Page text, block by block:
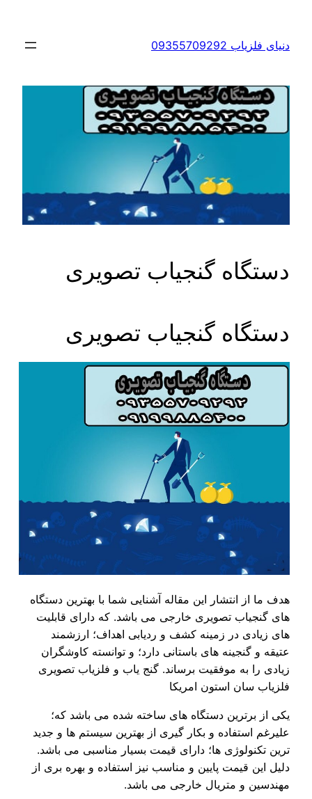
محتوادنیای فلزیاب 09355709292
دستگاه گنجیاب تصویری
دستگاه گنجیاب تصویری
هدف ما از انتشار این مقاله آشنایی شما با بهترین دستگاه
های گنجیاب تصویری خارجی می باشد. که دارای قابلیت
های زیادی در زمینه کشف و ردیابی اهداف؛ ارزشمند
عتیقه و گنجینه های باستانی دارد؛ و توانسته کاوشگران
زیادی را به موفقیت برساند. گنج یاب و فلزیاب تصویری
فلزیاب سان استون امریکا
یکی از برترین دستگاه های ساخته شده می باشد که؛
علیرغم استفاده و بکار گیری از بهترین سیستم ها و جدید
ترین تکنولوژی ها؛ دارای قیمت بسیار مناسبی می باشد.
دلیل این قیمت پایین و مناسب نیز استفاده و بهره بری از
مهندسین و متریال خارجی می باشد.